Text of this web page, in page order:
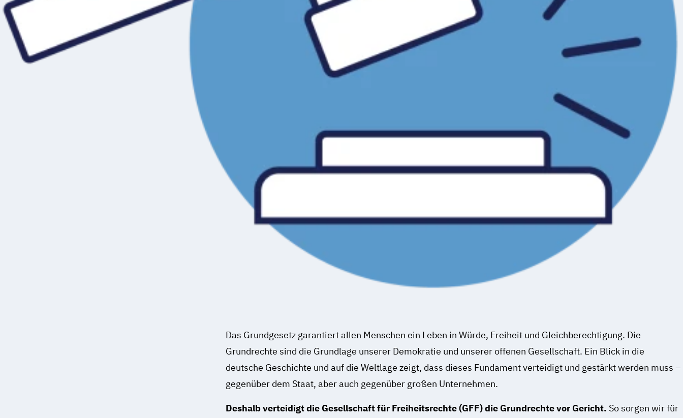
Das Grundgesetz garantiert allen Menschen ein Leben in Würde, Freiheit und Gleichberechtigung. Die
Grundrechte sind die Grundlage unserer Demokratie und unserer offenen Gesellschaft. Ein Blick in die
deutsche Geschichte und auf die Weltlage zeigt, dass dieses Fundament verteidigt und gestärkt werden muss –
gegenüber dem Staat, aber auch gegenüber großen Unternehmen.
Deshalb verteidigt die Gesellschaft für Freiheitsrechte (GFF) die Grundrechte vor Gericht. So sorgen wir für